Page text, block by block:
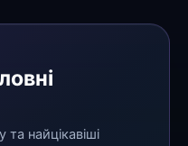
найцікавіші